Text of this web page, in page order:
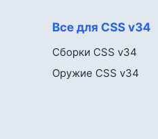
Все для CSS v34
Сборки CSS v34
Оружие CSS v34